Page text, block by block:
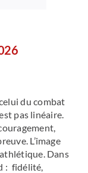
du combat
pas linéaire.
L’image
Dans
: fidélité,